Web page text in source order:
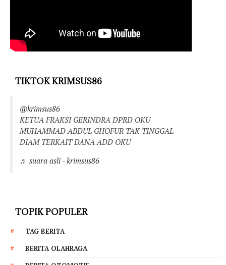
TIKTOK KRIMSUS86
@krimsus86
KETUA FRAKSI GERINDRA DPRD OKU
MUHAMMAD ABDUL GHOFUR TAK TINGGAL
DIAM TERKAIT DANA ADD OKU
♬ suara asli - krimsus86
TOPIK POPULER
TAG BERITA
BERITA OLAHRAGA